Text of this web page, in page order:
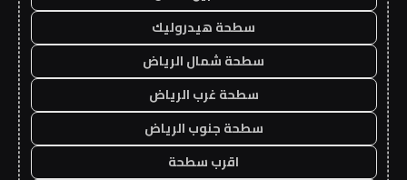
سطحة هيدروليك
سطحة شمال الرياض
سطحة غرب الرياض
سطحة جنوب الرياض
اقرب سطحة